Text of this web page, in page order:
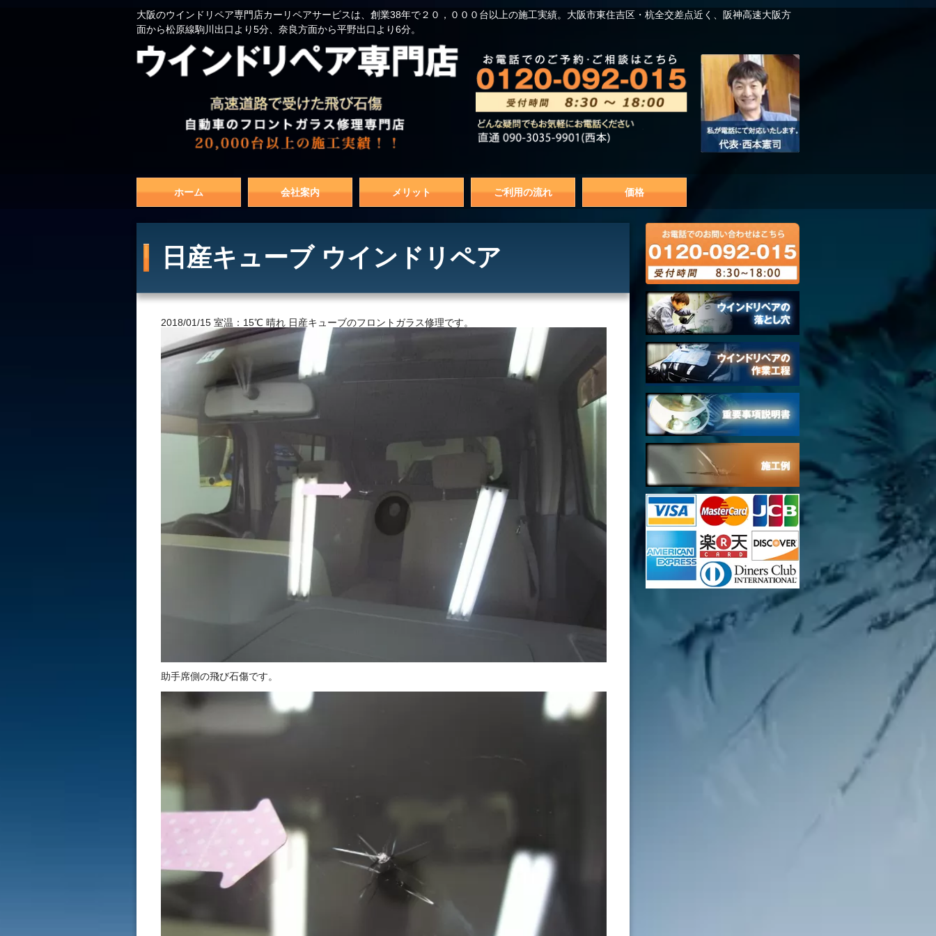
大阪のウインドリペア専門店カーリペアサービスは、創業38年で２０，０００台以上の施工実績。大阪市東住吉区・杭全交差点近く、阪神高速大阪方
面から松原線駒川出口より5分、奈良方面から平野出口より6分。
ホーム 会社案内 メリット ご利用の流れ 価格
日産キューブ ウインドリペア
2018/01/15 室温：15℃ 晴れ 日産キューブのフロントガラス修理です。
助手席側の飛び石傷です。